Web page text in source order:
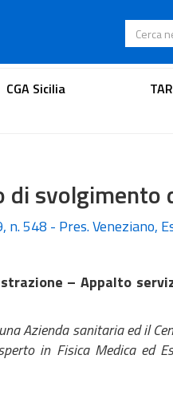
Cerca
dell'avvocato
CGA Sicilia TAR
di svolgimento
548 - Pres. Veneziano,
– Appalto
Azienda sanitaria ed il
in Fisica Medica ed